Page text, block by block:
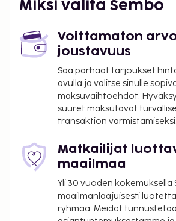
majoituspaikassa. Veron
vuoden. Muita poikkeuksia tai
saatetaan soveltaa.
yhteyttä majoituspaikkaan
varausvahvistuksessa olevia
Kaupungin perimä vero:
0.50 EUR per majoitustila per
Kaupungin perimä vero:
Tässä on mainittu kaikki
Kansallisten määräysten
eivät voi ylittää 500 EUR:n
Miksi valita Sembo
Voittamaton
joustavuus
Saa parhaat tarjoukset
avulla ja valitse sinulle
maksuvaihtoehdot.
suuret maksutavat
transaktion varmistamiseksi.
Matkailijat
maailmaa
Yli 30 vuoden kokemuksella
maailmanlaajuisesti
ryhmää. Meidät